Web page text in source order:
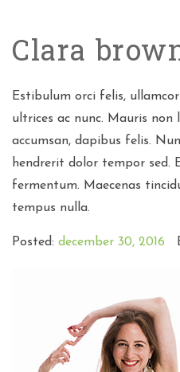
Clara
Estibulum orci felis,
ultrices ac nunc. Mauris
accumsan, dapibus felis.
hendrerit dolor tempor sed.
fermentum. Maecenas
tempus nulla.
Posted: december 30, 2016